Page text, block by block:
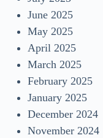
June 2025
May 2025
April 2025
March 2025
February 2025
January 2025
December 2024
November 2024